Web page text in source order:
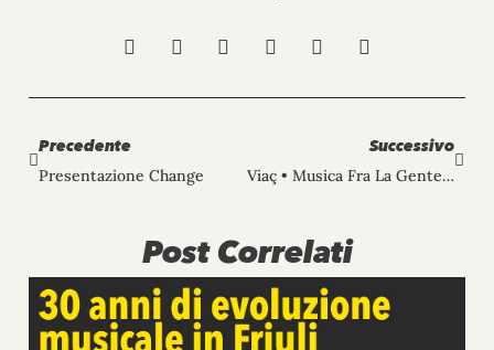
Precedente
Presentazione Change
Successivo
Viaç • Musica Fra La Gente Con Il Grop Tradizional Furlan Ai Giardini Ricasoli
Post Correlati